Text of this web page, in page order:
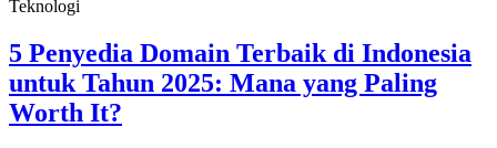
Teknologi
5 Penyedia Domain Terbaik di Indonesia
untuk Tahun 2025: Mana yang Paling
Worth It?